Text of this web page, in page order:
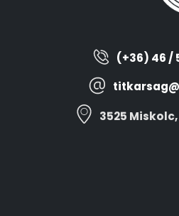
(+36) 46 /
3525 Miskolc,